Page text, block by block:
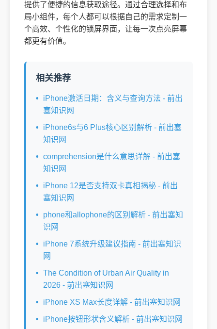
提供了便捷的信息获取途径。通过合理选择和布
局小组件，每个人都可以根据自己的需求定制一
个高效、个性化的锁屏界面，让每一次点亮屏幕
都更有价值。
相关推荐
iPhone激活日期：含义与查询方法 - 前出
塞知识网
iPhone6s与6 Plus核心区别解析 - 前出塞
知识网
comprehension是什么意思详解 - 前出塞
知识网
iPhone 12是否支持双卡真相揭秘 - 前出
塞知识网
phone和allophone的区别解析 - 前出塞知
识网
iPhone 7系统升级建议指南 - 前出塞知识
网
The Condition of Urban Air Quality in
2026 - 前出塞知识网
iPhone XS Max长度详解 - 前出塞知识网
iPhone按钮形状含义解析 - 前出塞知识网